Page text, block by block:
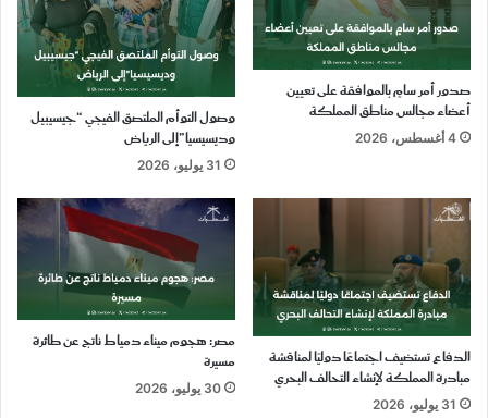
صدور أمر سامٍ بالموافقة على تعيين
أعضاء مجالس مناطق المملكة
4 أغسطس، 2026
وصول التوأم الملتصق الفيجي “جيسيبيل
وديسيسيا”إلى الرياض
31 يوليو، 2026
الدفاع تستضيف اجتماعًا دوليًا لمناقشة
مبادرة المملكة لإنشاء التحالف البحري
31 يوليو، 2026
مصر: هجوم ميناء دمياط ناتج عن طائرة
مسيرة
30 يوليو، 2026